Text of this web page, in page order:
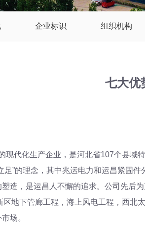
企业标识 组织机构
七大优
代化生产企业，是河北省107个县域
”的理念，其中兆运电力和运昌紧固
造，是运昌人不懈的追求。公司先后
下管廊工程，海上风电工程，西北
场。